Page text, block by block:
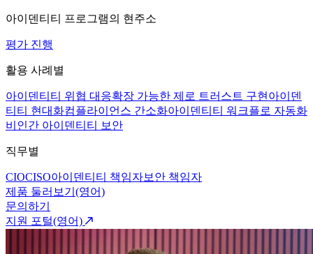
아이덴티티 프로그램의 현주소
평가 진행
활용 사례별
아이덴티티 위협 대응확장 가능한 제로 트러스트 구현 아이덴
티티 현대화컴플라이언스 간소화아이덴티티 워크플로 자동화
비인간 아이덴티티 보안
직무별
CIOCISO아이덴티티 책임자보안 책임자
제품 둘러보기(영어)
문의하기
지원 포털(영어)